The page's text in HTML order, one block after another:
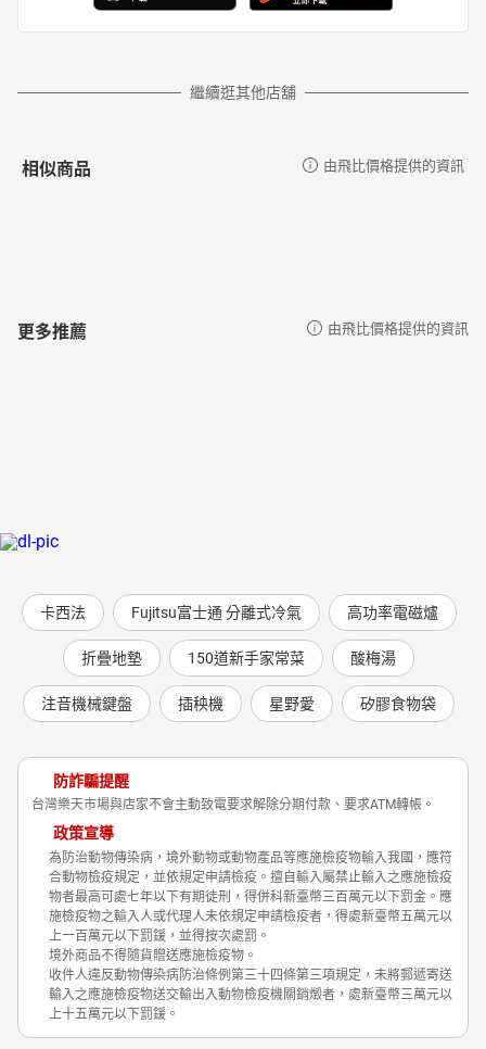
繼續逛其他店舖
相似商品 由飛比價格提供的資訊
更多推薦 由飛比價格提供的資訊
卡西法 Fujitsu富士通 分離式冷氣 高功率電磁爐
折疊地墊 150道新手家常菜 酸梅湯
注音機械鍵盤 插秧機 星野愛 矽膠食物袋
防詐騙提醒
台灣樂天市場與店家不會主動致電要求解除分期付款、要求ATM轉帳。
政策宣導
為防治動物傳染病，境外動物或動物產品等應施檢疫物輸入我國，應符
合動物檢疫規定，並依規定申請檢疫。擅自輸入屬禁止輸入之應施檢疫
物者最高可處七年以下有期徒刑，得併科新臺幣三百萬元以下罰金。應
施檢疫物之輸入人或代理人未依規定申請檢疫者，得處新臺幣五萬元以
上一百萬元以下罰鍰，並得按次處罰。
境外商品不得隨貨贈送應施檢疫物。
收件人違反動物傳染病防治條例第三十四條第三項規定，未將郵遞寄送
輸入之應施檢疫物送交輸出入動物檢疫機關銷燬者，處新臺幣三萬元以
上十五萬元以下罰鍰。